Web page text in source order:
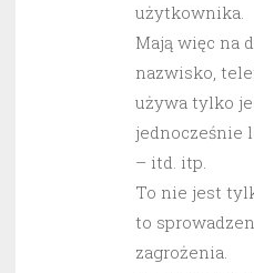
użytkownika.
Mają więc na
nazwisko,
używa tylko
jednocześnie
– itd. itp.
To nie jest
to
zagrożenia.